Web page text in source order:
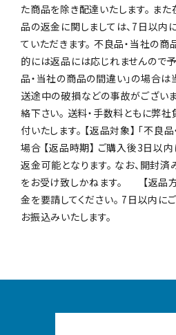
た商品を除き配達いたします。 ま
品の返金に関しましては、7日以内
ていただきます。 不良品・当社の商
的には返品には応じれませんので予
品・当社の商品の間違い」の場合は
送途中の破損などの事故がござい
絡下さい。 送料・手数料ともに弊
付いたします。 【返品対象】 「不良
場合 【返品時期】 ご購入後3日以
返金可能となります。 なお、開封
をお受け致しかねます。 【返品方
金を要請してください。 7日以内
お振込みいたします。